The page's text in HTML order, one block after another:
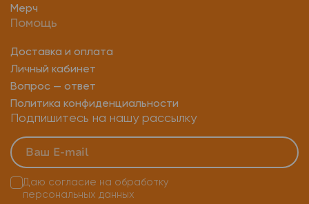
Мерч
Помощь
Доставка и оплата
Личный кабинет
Вопрос — ответ
Политика конфиденциальности
Подпишитесь на нашу рассылку
Даю согласие на обработку
персональных данных